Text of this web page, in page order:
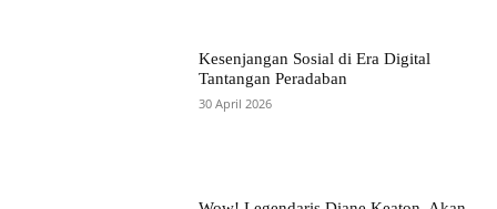
Kesenjangan Sosial di Era Digital
Tantangan Peradaban
30 April 2026